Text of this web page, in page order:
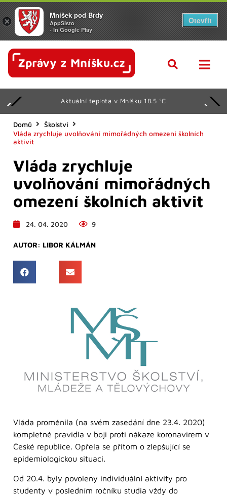
Aktuální teplota v Mníšku 18.5 °C
Domů
Školství
Vláda zrychluje uvolňování mimořádných omezení školních
aktivit
Vláda zrychluje
uvolňování mimořádných
omezení školních aktivit
24. 04. 2020 9
AUTOR: LIBOR KÁLMÁN
Vláda proměnila (na svém zasedání dne 23.4. 2020)
kompletně pravidla v boji proti nákaze koronavirem v
České republice. Opřela se přitom o zlepšující se
epidemiologickou situaci.
Od 20.4. byly povoleny individuální aktivity pro
studenty v posledním ročníku studia vždy do
×
Mníšek pod Brdy
AppSisto
- In Google Play
Otevřít